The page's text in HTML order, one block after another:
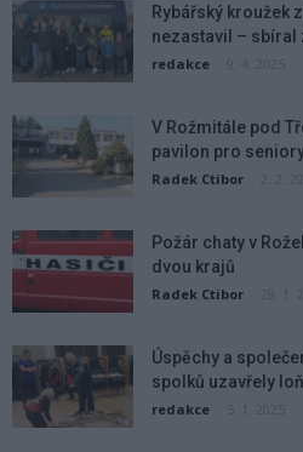
Rybářský kroužek
nezastavil – sbíral
redakce
V Rožmitále pod
pavilon pro
Radek Ctibor
Požár chaty v
dvou krajů
Radek Ctibor
Úspěchy a
spolků uzavřely
redakce